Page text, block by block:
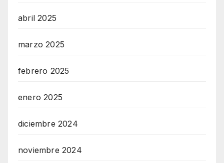
abril 2025
marzo 2025
febrero 2025
enero 2025
diciembre 2024
noviembre 2024